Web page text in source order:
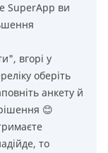
SuperApp ви
вгорі у
оберіть
анкету й
😊
то